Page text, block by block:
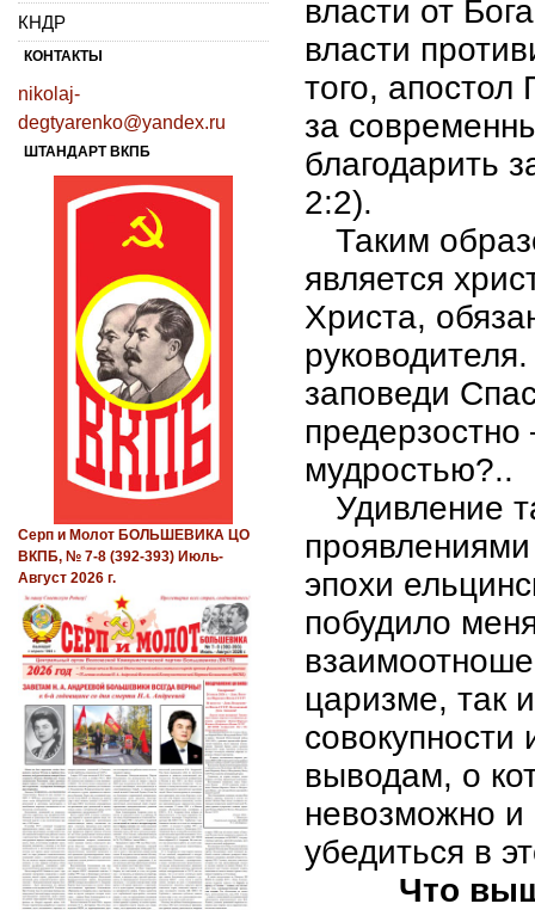
власти от
власти
того,
за
благодарить
2:2).
Таким
является
Христа,
заповеди
мудростью?..
Удивление
эпохи
побудило
царизме, так
совокупности
выводам, о
невозможно и
убедиться в
Что
КНДР
КОНТАКТЫ
nikolaj-
degtyarenko@yandex.ru
ШТАНДАРТ ВКПБ
Серп и Молот БОЛЬШЕВИКА ЦО
ВКПБ, № 7-8 (392-393) Июль-
Август 2026 г.